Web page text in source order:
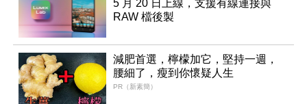
5 月 20 日上線，支援有線連接與
RAW 檔後製
減肥首選，檸檬加它，堅持一週，
腰細了，瘦到你懷疑人生
PR（新素簡）